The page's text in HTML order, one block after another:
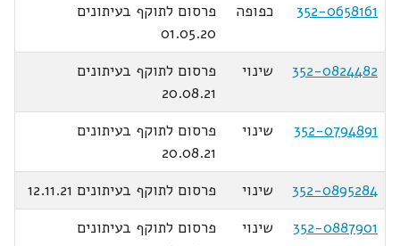
352-0658161
כפופה
פרסום לתוקף בעיתונים
01.05.20
352-0824482
שינוי
פרסום לתוקף בעיתונים
20.08.21
352-0794891
שינוי
פרסום לתוקף בעיתונים
20.08.21
352-0895284
שינוי
פרסום לתוקף בעיתונים 12.11.21
352-0887901
שינוי
פרסום לתוקף בעיתונים